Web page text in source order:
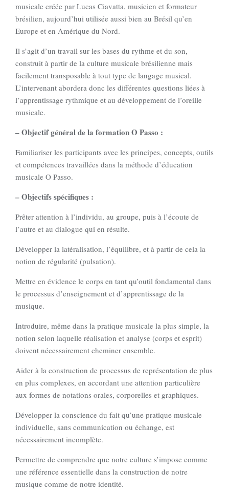
musicale créée par Lucas Ciavatta, musicien et formateur
brésilien, aujourd’hui utilisée aussi bien au Brésil qu’en
Europe et en Amérique du Nord.
Il s’agit d’un travail sur les bases du rythme et du son,
construit à partir de la culture musicale brésilienne mais
facilement transposable à tout type de langage musical.
L’intervenant abordera donc les différentes questions liées à
l’apprentissage rythmique et au développement de l’oreille
musicale.
– Objectif général de la formation O Passo :
Familiariser les participants avec les principes, concepts, outils
et compétences travaillées dans la méthode d’éducation
musicale O Passo.
– Objectifs spécifiques :
Prêter attention à l’individu, au groupe, puis à l’écoute de
l’autre et au dialogue qui en résulte.
Développer la latéralisation, l’équilibre, et à partir de cela la
notion de régularité (pulsation).
Mettre en évidence le corps en tant qu’outil fondamental dans
le processus d’enseignement et d’apprentissage de la
musique.
Introduire, même dans la pratique musicale la plus simple, la
notion selon laquelle réalisation et analyse (corps et esprit)
doivent nécessairement cheminer ensemble.
Aider à la construction de processus de représentation de plus
en plus complexes, en accordant une attention particulière
aux formes de notations orales, corporelles et graphiques.
Développer la conscience du fait qu’une pratique musicale
individuelle, sans communication ou échange, est
nécessairement incomplète.
Permettre de comprendre que notre culture s’impose comme
une référence essentielle dans la construction de notre
musique comme de notre identité.